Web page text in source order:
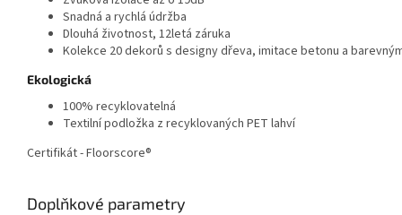
Snadná a rychlá údržba
Dlouhá životnost, 12letá záruka
Kolekce 20 dekorů s designy dřeva, imitace betonu a
Ekologická
100% recyklovatelná
Textilní podložka z recyklovaných PET lahví
Certifikát - Floorscore®
Doplňkové parametry